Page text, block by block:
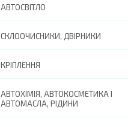
АВТОСВІТЛО
СКЛООЧИСНИКИ, ДВІРНИКИ
КРІПЛЕННЯ
АВТОХІМІЯ, АВТОКОСМЕТИКА І
АВТОМАСЛА, РІДИНИ